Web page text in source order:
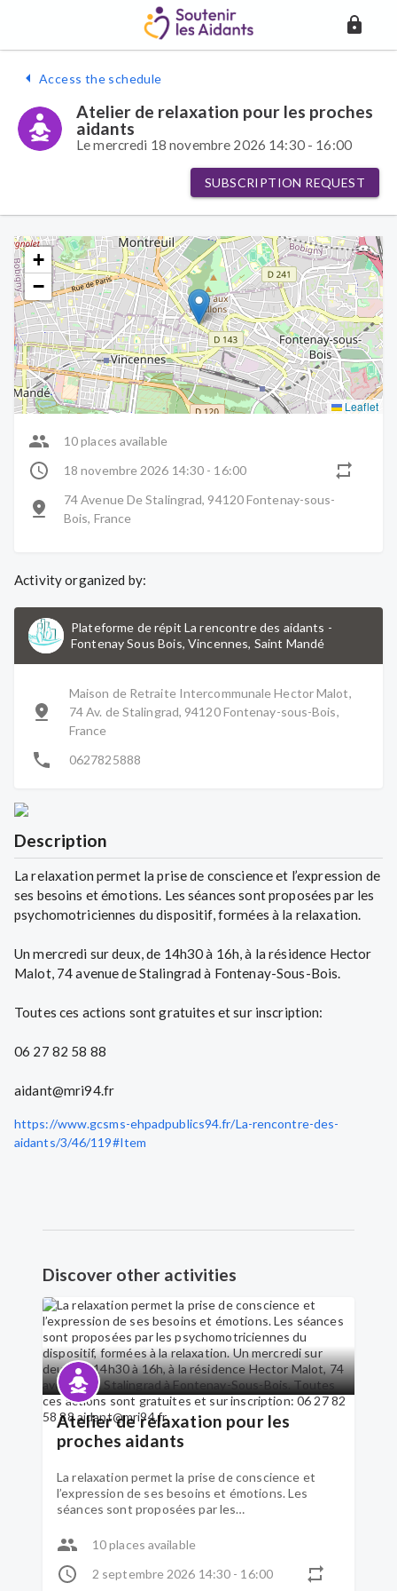
Access the schedule
Atelier de relaxation pour les proches
aidants
Le mercredi 18 novembre 2026 14:30 - 16:00
SUBSCRIPTION REQUEST
Description
La relaxation permet la prise de conscience et l’expression de
ses besoins et émotions. Les séances sont proposées par les
psychomotriciennes du dispositif, formées à la relaxation.
Un mercredi sur deux, de 14h30 à 16h, à la résidence Hector
Malot, 74 avenue de Stalingrad à Fontenay-Sous-Bois.
Toutes ces actions sont gratuites et sur inscription:
06 27 82 58 88
aidant@mri94.fr
https://www.gcsms-ehpadpublics94.fr/La-rencontre-des-
aidants/3/46/119#Item
+
−
Leaflet
10 places available
18 novembre 2026 14:30 - 16:00
74 Avenue De Stalingrad, 94120 Fontenay-sous-
Bois, France
Activity organized by:
Plateforme de répit La rencontre des aidants -
Fontenay Sous Bois, Vincennes, Saint Mandé
Maison de Retraite Intercommunale Hector Malot,
74 Av. de Stalingrad, 94120 Fontenay-sous-Bois,
France
0627825888
Discover other activities
Atelier de relaxation pour les
proches aidants
La relaxation permet la prise de conscience et
l’expression de ses besoins et émotions. Les
séances sont proposées par les
relaxation. Un mercredi sur deux, de 14h30 à 16h,
Stalingrad à Fontenay-Sous-Bois. Toutes ces
10 places available
2 septembre 2026 14:30 - 16:00